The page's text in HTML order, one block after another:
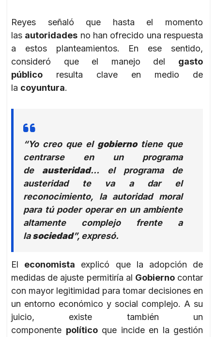
Reyes señaló que hasta el momento
las autoridades no han ofrecido una respuesta
a estos planteamientos. En ese sentido,
consideró que el manejo del gasto
público resulta clave en medio de
la coyuntura.
“Yo creo que el gobiernotiene que
centrarse en un programa
de austeridad… el programa de
austeridad te va a dar el
reconocimiento, la autoridad moral
para tú poder operar en un ambiente
altamente complejo frente a
lasociedad”, expresó.
El economista explicó que la adopción de
medidas de ajuste permitiría al Gobiernocontar
con mayor legitimidad para tomar decisiones en
un entorno económico y social complejo. A su
juicio, existe también un
componente políticoque incide en la gestión